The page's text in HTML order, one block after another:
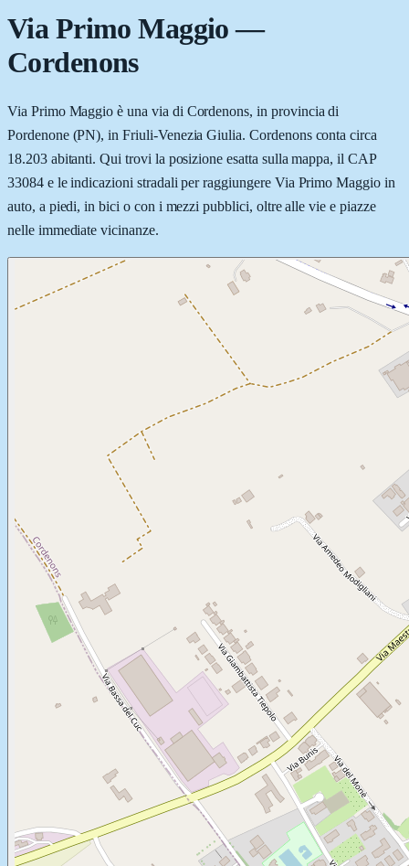
Via Primo Maggio—
Cordenons
Via Primo Maggio è una via di Cordenons, in provincia di
Pordenone (PN), in Friuli-Venezia Giulia. Cordenons conta circa
18.203 abitanti. Qui trovi la posizione esatta sulla mappa, il CAP
33084 e le indicazioni stradali per raggiungere Via Primo Maggio in
auto, a piedi, in bici o con i mezzi pubblici, oltre alle vie e piazze
nelle immediate vicinanze.